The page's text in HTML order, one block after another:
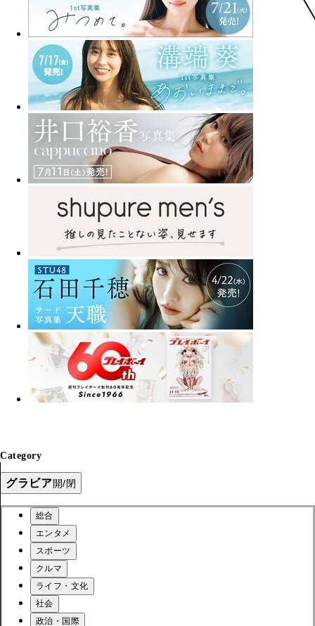
Category
グラビア開/閉
総合
エンタメ
スポーツ
クルマ
ライフ・文化
社会
政治・国際